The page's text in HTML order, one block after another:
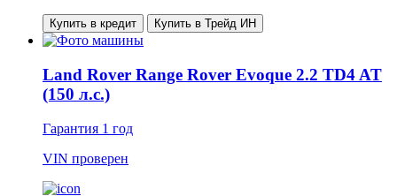
Купить в кредит Купить в Трейд ИН
Land Rover Range Rover Evoque 2.2 TD4 AT
(150 л.с.)
Гарантия 1 год
VIN проверен